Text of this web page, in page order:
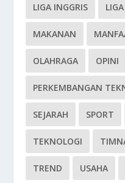
LIGA INGGRIS
MAKANAN
OLAHRAGA OPINI
PERKEMBANGAN
SEJARAH SPORT
TEKNOLOGI
TREND USAHA